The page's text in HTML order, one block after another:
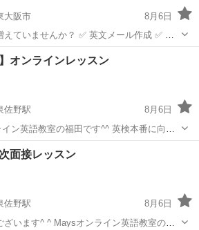
大阪市
8月6日
？ ✅ 英文メール作成 ✅ オ
ション ✅ 電話対応・接客英語 ✅ 面接・
転職対策 ✅ TOEIC・ビジネス英語対策 一人ひとりのお仕事や...
ネス英語
】オンラインレッスン
佐野駅
8月6日
教室の福田です^^ 英検本番に向け
無料体験レッス
成対象教室ですので、...
佐野駅
面接レッスン
佐野駅
8月6日
います^ ^ Maysオンライン英語教室の福